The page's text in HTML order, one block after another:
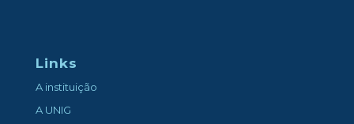
Links
A instituição
A UNIG